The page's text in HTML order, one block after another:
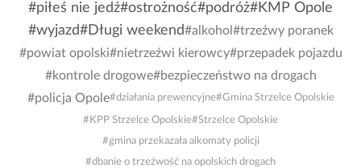
#piłeś nie jedź#ostrożność#podróż#KMP Opole
#wyjazd#Długi weekend#alkohol #trzeźwy poranek
#powiat opolski#nietrzeźwi kierowcy#przepadek pojazdu
#kontrole drogowe#bezpieczeństwo na drogach
#policja Opole#działania prewencyjne#Gmina Strzelce Opolskie
#KPP Strzelce Opolskie#Strzelce Opolskie
#gmina przekazała alkomaty policji
#dbanie o trzeźwość na opolskich drogach